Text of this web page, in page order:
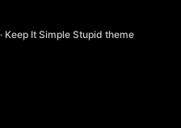
· Keep It Simple Stupid theme